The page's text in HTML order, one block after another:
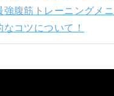
強腹筋トレーニングメ
なコツについて！